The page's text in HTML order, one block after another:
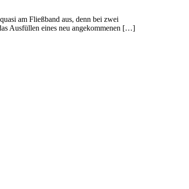
am Fließband aus, denn bei zwei
Ausfüllen eines neu angekommenen […]